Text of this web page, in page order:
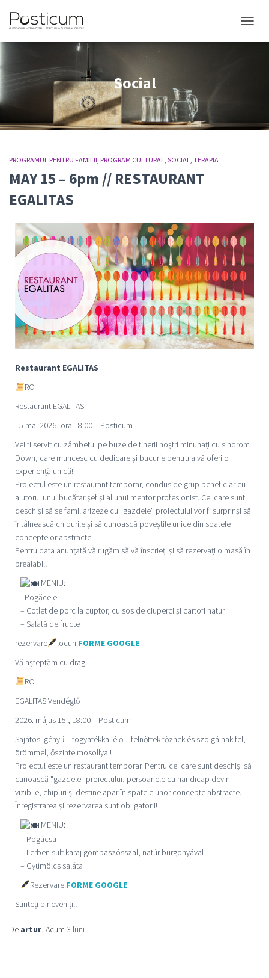
Social
PROGRAMUL PENTRU FAMILII PROGRAM CULTURAL SOCIAL TERAPIA
MAY 15 – 6pm // RESTAURANT
EGALITAS
Restaurant EGALITAS
RO
Restaurant EGALITAS
15 mai 2026, ora 18:00 – Posticum
Vei fi servit cu zâmbetul pe buze de tinerii noștri minunați cu sindrom
Down, care muncesc cu dedicare și bucurie pentru a vă oferi o
experiență unică!
Proiectul este un restaurant temporar, condus de grup beneficiar cu
ajutorul unui bucătar șef și al unui mentor profesionist. Cei care sunt
deschiși să se familiarizeze cu "gazdele" proiectului vor fi surprinși să
întâlnească chipurile și să cunoască poveștile unice din spatele
conceptelor abstracte.
Pentru data anunțată vă rugăm să vă înscrieți și să rezervați o masă în
prealabil!
MENIU:
- Pogăcele
– Cotlet de porc la cuptor, cu sos de ciuperci și cartofi natur
– Salată de fructe
rezervare
locuri:FORME GOOGLE
Vă așteptăm cu drag!!
RO
EGALITAS Vendéglő
2026. május 15., 18:00 – Posticum
Sajátos igényű – fogyatékkal élő – felnőttek főznek és szolgálnak fel,
örömmel, őszinte mosollyal!
Proiectul este un restaurant temporar. Pentru cei care sunt deschiși să
cunoască "gazdele" proiectului, persoanele cu handicap devin
vizibile, chipuri și destine apar în spatele unor concepte abstracte.
Înregistrarea și rezervarea sunt obligatorii!
MENIU:
– Pogácsa
– Lerben sült karaj gombaszósszal, natúr burgonyával
– Gyümölcs saláta
Rezervare:FORME GOOGLE
Sunteți bineveniți!!
De artur, Acum 3 luni